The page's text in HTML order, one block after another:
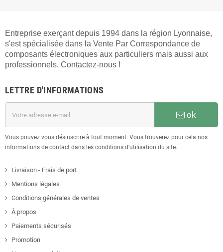
Entreprise exerçant depuis 1994 dans la région Lyonnaise,
s'est spécialisée dans la Vente Par Correspondance de
composants électroniques aux particuliers mais aussi aux
professionnels. Contactez-nous !
LETTRE D'INFORMATIONS
ok
Vous pouvez vous désinscrire à tout moment. Vous trouverez pour cela nos
informations de contact dans les conditions d'utilisation du site.
Livraison - Frais de port
Mentions légales
Conditions générales de ventes
À propos
Paiements sécurisés
Promotion